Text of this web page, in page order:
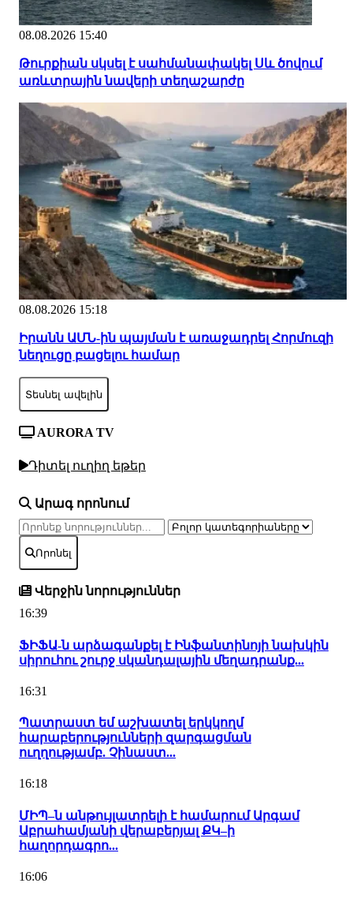
08.08.2026 15:40
Թուրքիան սկսել է սահմանափակել Սև ծովում
առևտրային նավերի տեղաշարժը
08.08.2026 15:18
Իրանն ԱՄՆ-ին պայման է առաջադրել Հորմուզի
նեղուցը բացելու համար
Տեսնել ավելին
AURORA TV
Դիտել ուղիղ եթեր
Արագ որոնում
Որոնել
Վերջին նորություններ
16:39
ՖԻՖԱ-ն արձագանքել է Ինֆանտինոյի նախկին
սիրուհու շուրջ սկանդալային մեղադրանք...
16:31
Պատրաստ եմ աշխատել երկկողմ
հարաբերությունների զարգացման
ուղղությամբ. Չինաստ...
16:18
ՄԻՊ–ն անթույլատրելի է համարում Արգամ
Աբրահամյանի վերաբերյալ ՔԿ–ի
հաղորդագրո...
16:06